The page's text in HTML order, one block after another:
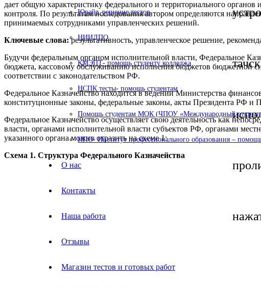
Юрайт, решение тестов
НИИДПО
КМЭПТ- помощь студенту колледжа
НСПК тесты- помощь студентам
Помощь студентам МОК (ЧПОУ «Международный
ИПО- Институт профессионального образования –
О нас
Контакты
Наша работа
Отзывы
Магазин тестов и готовых работ
дает общую характеристику федерального и территориального
контроля. По результатам исследования автором определяются
принимаемых сотрудниками управленческих решений.
Ключевые слова:результативность, управленческое решение,
Будучи федеральным органом исполнительной власти, Федеральное
бюджета, кассовому обслуживанию исполнения бюджетов бюджетной
соответствии с законодательством РФ.
Федеральное Казначейство находится в ведении Министерства
конституционные законы, федеральные законы, акты Президента РФ
Федеральное Казначейство осуществляет свою деятельность как
власти, органами исполнительной власти субъектов РФ, органами
указанного органа можно отразить на схеме 1:
Схема 1. Структура Федерального Казначейства